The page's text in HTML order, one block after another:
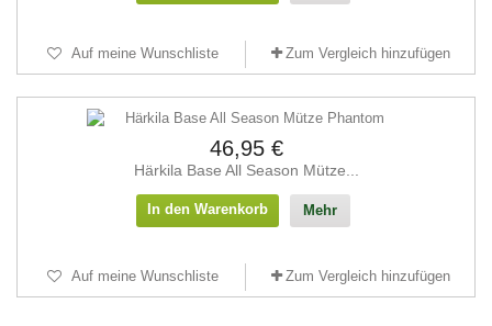
Auf meine Wunschliste Zum Vergleich hinzufügen
46,95 €
Härkila Base All Season Mütze...
In den Warenkorb Mehr
Auf meine Wunschliste Zum Vergleich hinzufügen